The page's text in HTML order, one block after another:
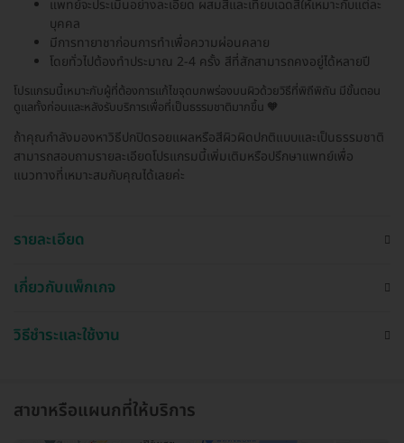
แพทย์จะประเมินอย่างละเอียด ผสมสีและเทียบเฉดสีให้เหมาะกับแต่ละ
บุคคล
มีการทายาชาก่อนการทำเพื่อความผ่อนคลาย
โดยทั่วไปต้องทำประมาณ 2-4 ครั้ง สีที่สักสามารถคงอยู่ได้หลายปี
โปรแกรมนี้เหมาะกับผู้ที่ต้องการแก้ไขจุดบกพร่องบนผิวด้วยวิธีที่พิถีพิถัน มีขั้นตอน
ดูแลทั้งก่อนและหลังรับบริการเพื่อที่เป็นธรรมชาติมากขึ้น 🧡
ถ้าคุณกำลังมองหาวิธีปกปิดรอยแผลหรือสีผิวผิดปกติแบบและเป็นธรรมชาติ
สามารถสอบถามรายละเอียดโปรแกรมนี้เพิ่มเติมหรือปรึกษาแพทย์เพื่อ
แนวทางที่เหมาะสมกับคุณได้เลยค่ะ
รายละเอียด
เกี่ยวกับแพ็กเกจ
วิธีชำระและใช้งาน
สาขาหรือแผนกที่ให้บริการ